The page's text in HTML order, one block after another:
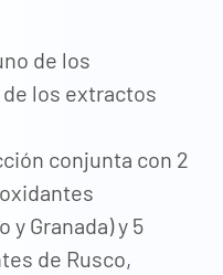
de los
los extractos
conjunta con 2
y Granada) y 5
de Rusco,